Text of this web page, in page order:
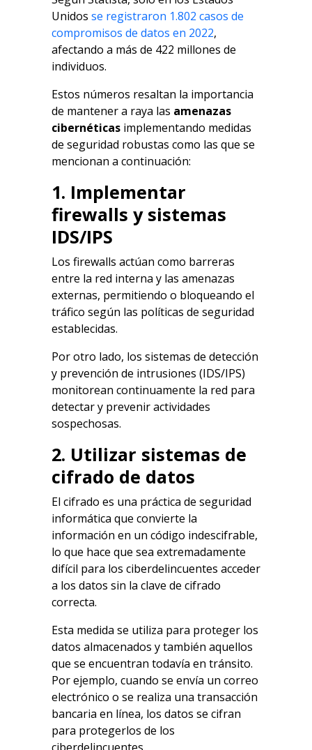
Unidos se registraron 1.802 casos de
compromisos de datos en 2022,
afectando a más de 422 millones de
individuos.
Estos números resaltan la importancia
de mantener a raya las amenazas
cibernéticas implementando medidas
de seguridad robustas como las que se
mencionan a continuación:
1. Implementar
firewalls y sistemas
IDS/IPS
Los firewalls actúan como barreras
entre la red interna y las amenazas
externas, permitiendo o bloqueando el
tráfico según las políticas de seguridad
establecidas.
Por otro lado, los sistemas de detección
y prevención de intrusiones (IDS/IPS)
monitorean continuamente la red para
detectar y prevenir actividades
sospechosas.
2. Utilizar sistemas de
cifrado de datos
El cifrado es una práctica de seguridad
informática que convierte la
información en un código indescifrable,
lo que hace que sea extremadamente
difícil para los ciberdelincuentes acceder
a los datos sin la clave de cifrado
correcta.
Esta medida se utiliza para proteger los
datos almacenados y también aquellos
que se encuentran todavía en tránsito.
Por ejemplo, cuando se envía un correo
electrónico o se realiza una transacción
bancaria en línea, los datos se cifran
para protegerlos de los